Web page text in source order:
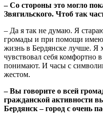
– Со стороны это могло
Звягильского. Чтоб так
– Да я так не думаю. Я
громады и при помощи
жизнь в Бердянске лучше. Я
чувствовал себя комфортно
понимают. И часы с
жестом.
– Вы говорите о всей
гражданской активности
Бердянск – город с очень